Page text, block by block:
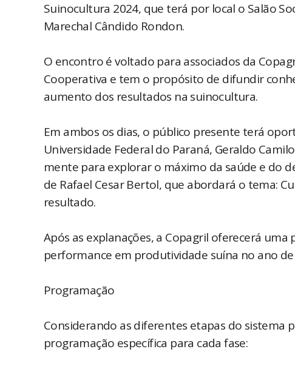
Suinocultura 2024, que terá por local o Salão
Marechal Cândido Rondon.
O encontro é voltado para associados da
Cooperativa e tem o propósito de difundir
aumento dos resultados na suinocultura.
Em ambos os dias, o público presente terá
Universidade Federal do Paraná, Geraldo
mente para explorar o máximo da saúde e do
de Rafael Cesar Bertol, que abordará o tema:
resultado.
Após as explanações, a Copagril oferecerá
performance em produtividade suína no ano de
Programação
Considerando as diferentes etapas do sistema
programação específica para cada fase: